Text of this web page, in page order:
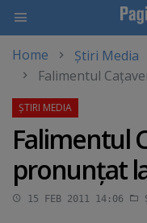
main
content
Home
Știri Media
Falimentul
Falimentul
pronunţat
15 FEB 2011 14:06